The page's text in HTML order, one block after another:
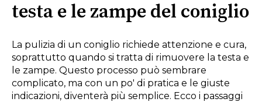
testa e le zampe del coniglio
La pulizia di un coniglio richiede attenzione e cura,
soprattutto quando si tratta di rimuovere la testa e
le zampe. Questo processo può sembrare
complicato, ma con un po' di pratica e le giuste
indicazioni, diventerà più semplice. Ecco i passaggi